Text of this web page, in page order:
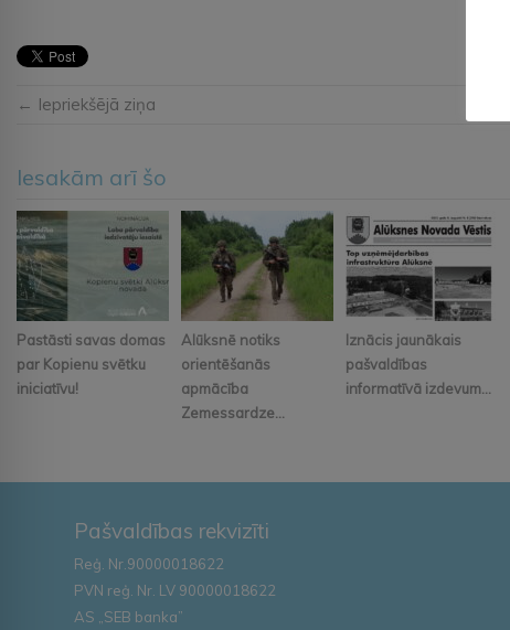
← Iepriekšējā ziņa
Iesakām arī šo
Pastāsti savas domas
par Kopienu svētku
iniciatīvu!
Alūksnē notiks
orientēšanās
apmācība
Zemessardze...
Iznācis jaunākais
pašvaldības
informatīvā izdevum...
Pašvaldības rekvizīti
Reģ. Nr.90000018622
PVN reģ. Nr. LV 90000018622
AS „SEB banka”